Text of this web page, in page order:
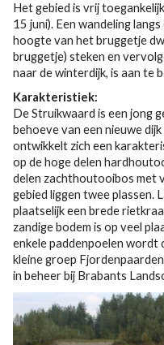
Het gebied is vrij
15 juni). Een wandeling
hoogte van het bruggetje
bruggetje) steken en
naar de winterdijk, is aan te
Karakteristiek:
De Struikwaard is een jong
behoeve van een nieuwe
ontwikkelt zich een
op de hoge delen
delen zachthoutooibos met
gebied liggen twee plassen.
plaatselijk een brede
zandige bodem is op veel
enkele paddenpoelen wordt
kleine groep
in beheer bij Brabants